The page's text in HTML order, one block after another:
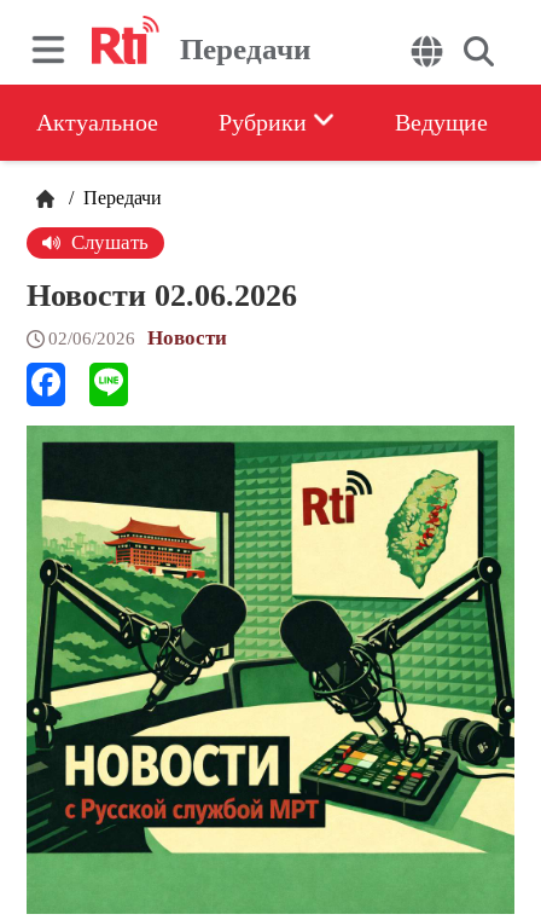
Передачи
Актуальное Рубрики Ведущие
/ Передачи
Слушать
Новости 02.06.2026
02/06/2026 Новости